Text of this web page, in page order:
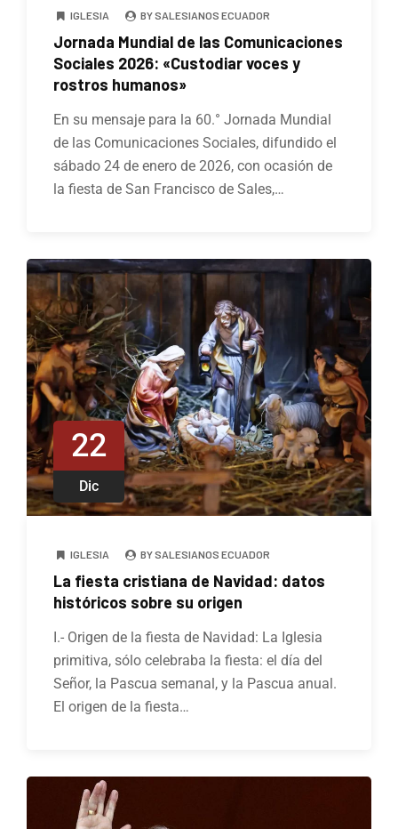
IGLESIA BY SALESIANOS ECUADOR
Jornada Mundial de las Comunicaciones
Sociales 2026: «Custodiar voces y
rostros humanos»
En su mensaje para la 60.° Jornada Mundial
de las Comunicaciones Sociales, difundido el
sábado 24 de enero de 2026, con ocasión de
la fiesta de San Francisco de Sales,…
22
Dic
IGLESIA BY SALESIANOS ECUADOR
La fiesta cristiana de Navidad: datos
históricos sobre su origen
I.- Origen de la fiesta de Navidad: La Iglesia
primitiva, sólo celebraba la fiesta: el día del
Señor, la Pascua semanal, y la Pascua anual.
El origen de la fiesta…